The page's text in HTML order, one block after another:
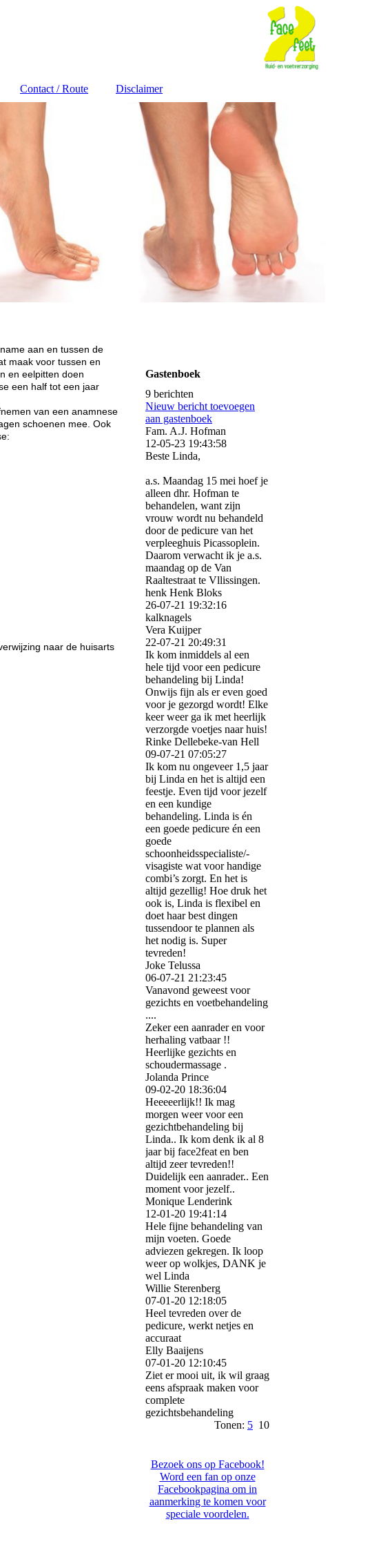
Contact / Route Disclaimer
aan en tussen de
maak voor tussen en
en eelpitten doen
een half tot een jaar
van een anamnese
schoenen mee. Ook
naar de huisarts
Gastenboek
9 berichten
Nieuw bericht toevoegen
aan gastenboek
Fam. A.J. Hofman
12-05-23 19:43:58
Beste Linda,
a.s. Maandag 15 mei hoef je
alleen dhr. Hofman te
behandelen, want zijn
vrouw wordt nu behandeld
door de pedicure van het
verpleeghuis Picassoplein.
Daarom verwacht ik je a.s.
maandag op de Van
Raaltestraat te Vllissingen.
henk Henk Bloks
26-07-21 19:32:16
kalknagels
Vera Kuijper
22-07-21 20:49:31
Ik kom inmiddels al een
hele tijd voor een pedicure
behandeling bij Linda!
Onwijs fijn als er even goed
voor je gezorgd wordt! Elke
keer weer ga ik met heerlijk
verzorgde voetjes naar huis!
Rinke Dellebeke-van Hell
09-07-21 07:05:27
Ik kom nu ongeveer 1,5 jaar
bij Linda en het is altijd een
feestje. Even tijd voor jezelf
en een kundige
behandeling. Linda is én
een goede pedicure én een
goede
schoonheidsspecialiste/­
visagiste wat voor handige
combi’s zorgt. En het is
altijd gezellig! Hoe druk het
ook is, Linda is flexibel en
doet haar best dingen
tussendoor te plannen als
het nodig is. Super
tevreden!
Joke Telussa
06-07-21 21:23:45
Vanavond geweest voor
gezichts en voetbehandeling
....
Zeker een aanrader en voor
herhaling vatbaar !!
Heerlijke gezichts en
schoudermassage .
Jolanda Prince
09-02-20 18:36:04
Heeeeerlijk!! Ik mag
morgen weer voor een
gezichtbehandeling bij
Linda.. Ik kom denk ik al 8
jaar bij face2feat en ben
altijd zeer tevreden!!
Duidelijk een aanrader.. Een
moment voor jezelf..
Monique Lenderink
12-01-20 19:41:14
Hele fijne behandeling van
mijn voeten. Goede
adviezen gekregen. Ik loop
weer op wolkjes, DANK je
wel Linda
Willie Sterenberg
07-01-20 12:18:05
Heel tevreden over de
pedicure, werkt netjes en
accuraat
Elly Baaijens
07-01-20 12:10:45
Ziet er mooi uit, ik wil graag
eens afspraak maken voor
complete
gezichtsbehandeling
Tonen: 5 10
Bezoek ons op Facebook!
Word een fan op onze
Facebookpagina om in
aanmerking te komen voor
speciale voordelen.